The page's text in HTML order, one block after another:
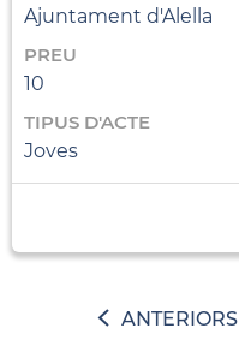
Ajuntament d'Alella
PREU
10
TIPUS D'ACTE
Joves
ANTERIORS